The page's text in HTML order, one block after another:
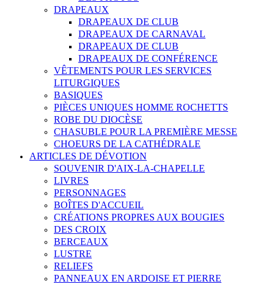
DRAPEAUX
DRAPEAUX DE CLUB
DRAPEAUX DE CARNAVAL
DRAPEAUX DE CLUB
DRAPEAUX DE CONFÉRENCE
VÊTEMENTS POUR LES SERVICES
LITURGIQUES
BASIQUES
PIÈCES UNIQUES HOMME ROCHETTS
ROBE DU DIOCÈSE
CHASUBLE POUR LA PREMIÈRE MESSE
CHOEURS DE LA CATHÉDRALE
ARTICLES DE DÉVOTION
SOUVENIR D'AIX-LA-CHAPELLE
LIVRES
PERSONNAGES
BOÎTES D'ACCUEIL
CRÉATIONS PROPRES AUX BOUGIES
DES CROIX
BERCEAUX
LUSTRE
RELIEFS
PANNEAUX EN ARDOISE ET PIERRE